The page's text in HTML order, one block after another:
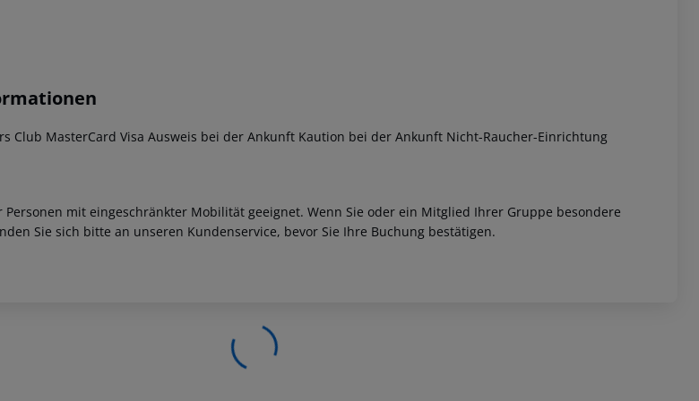
Club MasterCard Visa Ausweis bei der Ankunft Kaution bei der Ankunft Nicht-Raucher-Einrichtung
Personen mit eingeschränkter Mobilität geeignet. Wenn Sie oder ein Mitglied Ihrer Gruppe besondere
Sie sich bitte an unseren Kundenservice, bevor Sie Ihre Buchung bestätigen.